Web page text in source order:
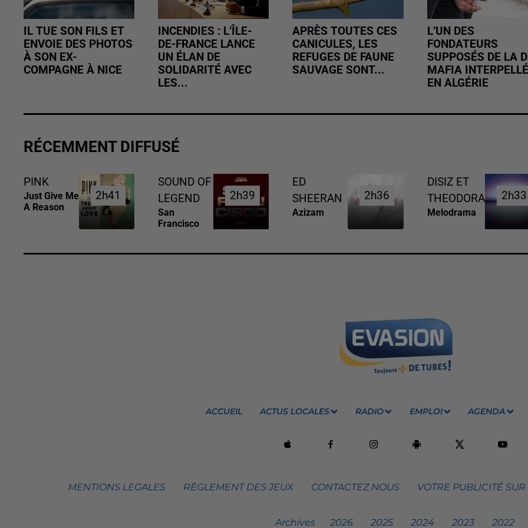
IL TUE SON FILS ET
ENVOIE DES PHOTOS
À SON EX-
COMPAGNE À NICE
INCENDIES : L’ÎLE-
DE-FRANCE LANCE
UN ÉLAN DE
SOLIDARITÉ AVEC
LES...
APRÈS TOUTES CES
CANICULES, LES
REFUGES DE FAUNE
SAUVAGE SONT...
L’UN DES
FONDATEURS
SUPPOSÉS DE LA
MAFIA INTERPELLÉ
EN ALGÉRIE
RÉCEMMENT DIFFUSÉ
PINK
Just Give Me
A Reason
2h41
2h41
SOUND OF
LEGEND
San
Francisco
2h39
2h39
ED
SHEERAN
Azizam
2h36
2h36
DISIZ ET
THEODORA
Melodrama
2h33
2h33
ACCUEIL ACTUS LOCALES RADIO EMPLOI AGENDA
MENTIONS LEGALES RÈGLEMENT DES JEUX CONTACTEZ NOUS VOTRE PUBLICITÉ
Archives 2026 2025 2024 2023 2022